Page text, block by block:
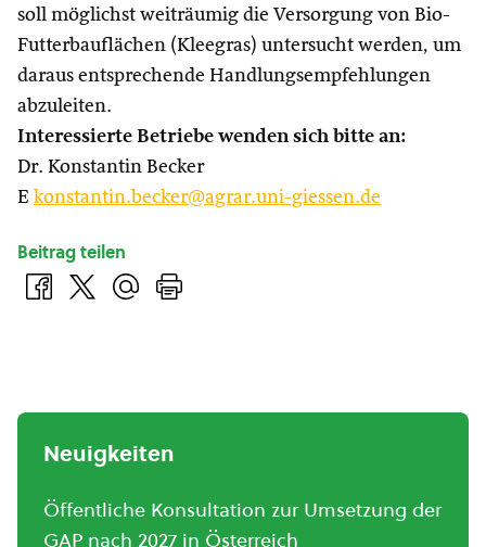
soll möglichst weiträumig die Versorgung von Bio-
Futterbauflächen (Kleegras) untersucht werden, um
daraus entsprechende Handlungsempfehlungen
abzuleiten.
Interessierte Betriebe wenden sich bitte an:
Dr. Konstantin Becker
E konstantin.becker@agrar.uni-giessen.de
Beitrag teilen
Neuigkeiten
Öffentliche Konsultation zur Umsetzung der
GAP nach 2027 in Österreich